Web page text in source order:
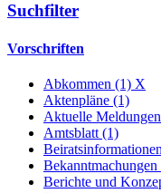
Suchfilter
Vorschriften
Abkommen (1) X
Aktenpläne (1)
Aktuelle
Amtsblatt (1)
Bekanntmachungen
Berichte und